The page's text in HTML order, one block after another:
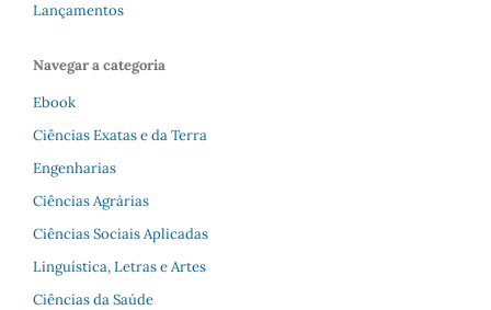
Lançamentos
Navegar a categoria
Ebook
Ciências Exatas e da Terra
Engenharias
Ciências Agrárias
Ciências Sociais Aplicadas
Linguística, Letras e Artes
Ciências da Saúde